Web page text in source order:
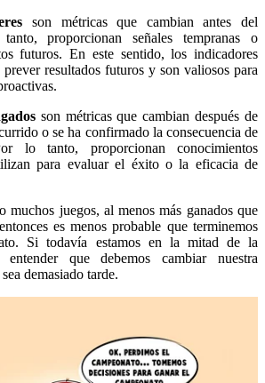
son métricas que cambian antes del
proporcionan señales tempranas o
futuros. En este sentido, los indicadores
resultados futuros y son valiosos para
son métricas que cambian después de
o se ha confirmado la consecuencia de
lo tanto, proporcionan conocimientos
para evaluar el éxito o la eficacia de
muchos juegos, al menos más ganados que
es menos probable que terminemos
Si todavía estamos en la mitad de la
entender que debemos cambiar nuestra
demasiado tarde.